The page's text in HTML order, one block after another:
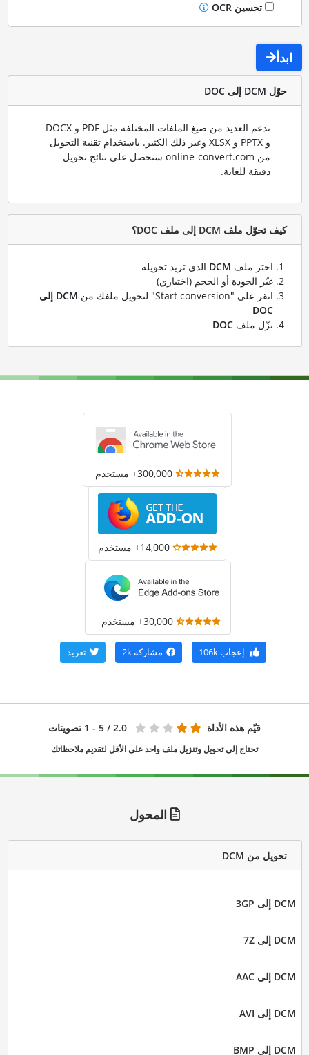
تحسين OCR
ابدأ
حوّل DCM إلى DOC
ندعم العديد من صيغ الملفات المختلفة مثل PDF و DOCX
و PPTX و XLSX وغير ذلك الكثير. باستخدام تقنية التحويل
من online-convert.com ستحصل على نتائج تحويل
دقيقة للغاية.
كيف تحوّل ملف DCM إلى ملف DOC؟
اختر ملف DCMالذي تريد تحويله
غيّر الجودة أو الحجم (اختياري)
انقر على "Start conversion" لتحويل ملفك من
DCM إلى
DOC
نزّل ملف DOC
300,000+ مستخدم
14,000+ مستخدم
30,000+ مستخدم
إعجاب106k مشاركة 2k تغريد
قيّم هذه الأداة 2.0 / 5 - 1 تصويتات
تحتاج إلى تحويل وتنزيل ملف واحد على الأقل لتقديم ملاحظاتك
المحول
تحويل من DCM
DCM إلى 3GP
DCM إلى 7Z
DCM إلى AAC
DCM إلى AVI
DCM إلى BMP